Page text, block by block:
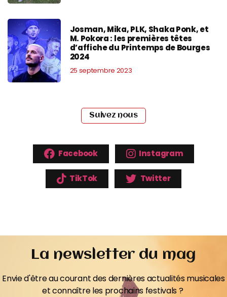
Josman, Mika, PLK, Shaka Ponk, et
M. Pokora : les premières têtes
d’affiche du Printemps de Bourges
2024
25 septembre 2023
Suivez nous
Facebook Instagram
TikTok Twitter
La newsletter du mag
Envie d'être au courant des dernières actualités musicales
et connaître les prochains festivals ?